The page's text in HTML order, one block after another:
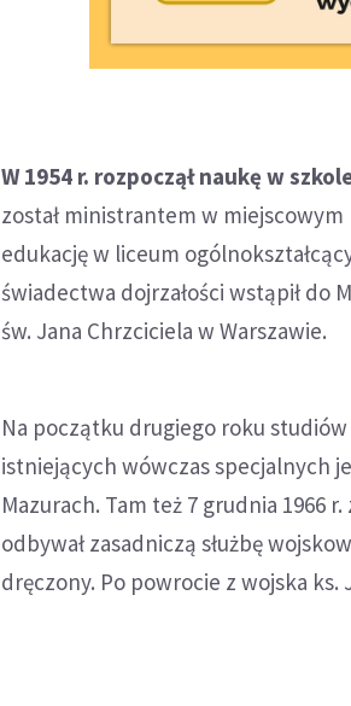
W 1954 r. rozpoczął naukę w
został ministrantem w miejscowym
edukację w liceum
świadectwa dojrzałości wstąpił
św. Jana Chrzciciela w Warszawie.
Na początku drugiego roku
istniejących wówczas specjalnych
Mazurach. Tam też 7 grudnia 1966
odbywał zasadniczą służbę
dręczony. Po powrocie z wojska ks.